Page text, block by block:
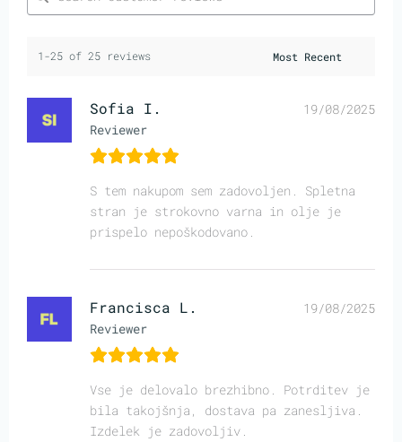
1-25 of 25 reviews
Sofia I.
Reviewer
19/08/2025
S tem nakupom sem zadovoljen. Spletna
stran je strokovno varna in olje je
prispelo nepoškodovano.
Francisca L.
Reviewer
19/08/2025
Vse je delovalo brezhibno. Potrditev je
bila takojšnja, dostava pa zanesljiva.
Izdelek je zadovoljiv.